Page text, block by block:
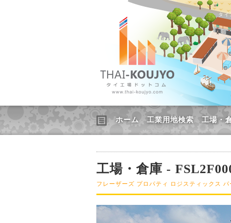
タ
ホーム 工業用地検索 工場・
工場・倉庫 -
フレーザーズ プロパティ ロジスティックス